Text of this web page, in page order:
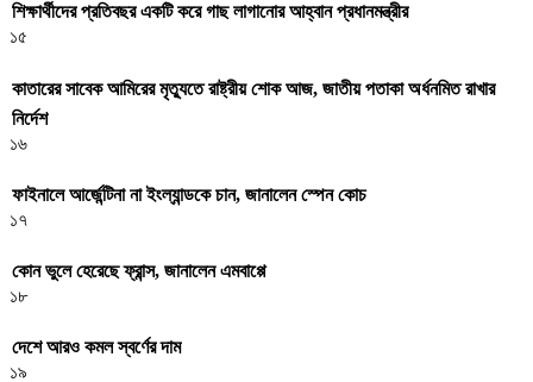
শিক্ষার্থীদের প্রতিবছর একটি করে গাছ লাগানোর আহ্বান প্রধানমন্ত্রীর
১৫
কাতারের সাবেক আমিরের মৃত্যুতে রাষ্ট্রীয় শোক আজ, জাতীয় পতাকা অর্ধনমিত রাখার
নির্দেশ
১৬
ফাইনালে আর্জেন্টিনা না ইংল্যান্ডকে চান, জানালেন স্পেন কোচ
১৭
কোন ভুলে হেরেছে ফ্রান্স, জানালেন এমবাপ্পে
১৮
দেশে আরও কমল স্বর্ণের দাম
১৯